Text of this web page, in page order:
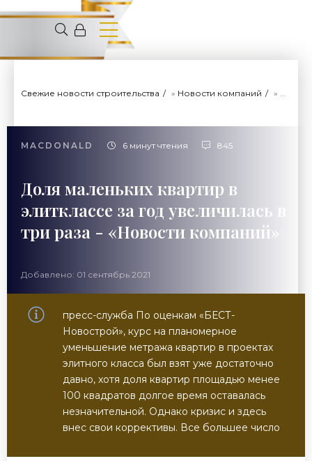
Свежие новости строительства » Новости компаний » Доля маленьких квартир в элитклассе за год увеличилась в три раза - «Новости компаний»
MACDONALD 6 минут чтения 845
Доля маленьких квартир в
элитклассе за год увеличилась в
три раза - «Новости компаний»
Добавлено: 01 сентябрь 2021
пресс-служба По оценкам «БЕСТ-
Новострой», курс на планомерное
уменьшение метража квартир в проектах
элитного класса был взят уже достаточно
давно, хотя доля квартир площадью менее
100 квадратов долгое время оставалась
незначительной. Однако кризис и здесь
внес свои коррективы. Все большее число